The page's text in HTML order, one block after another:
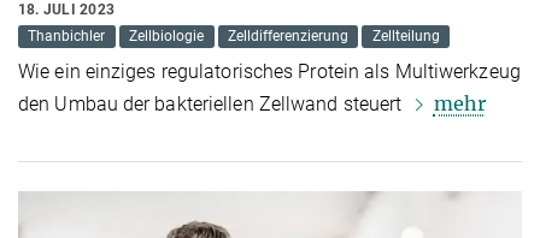
18. JULI 2023
Thanbichler
Zellbiologie Zelldifferenzierung Zellteilung
Wie ein einziges regulatorisches Protein als Multiwerkzeug
den Umbau der bakteriellen Zellwand steuert
mehr